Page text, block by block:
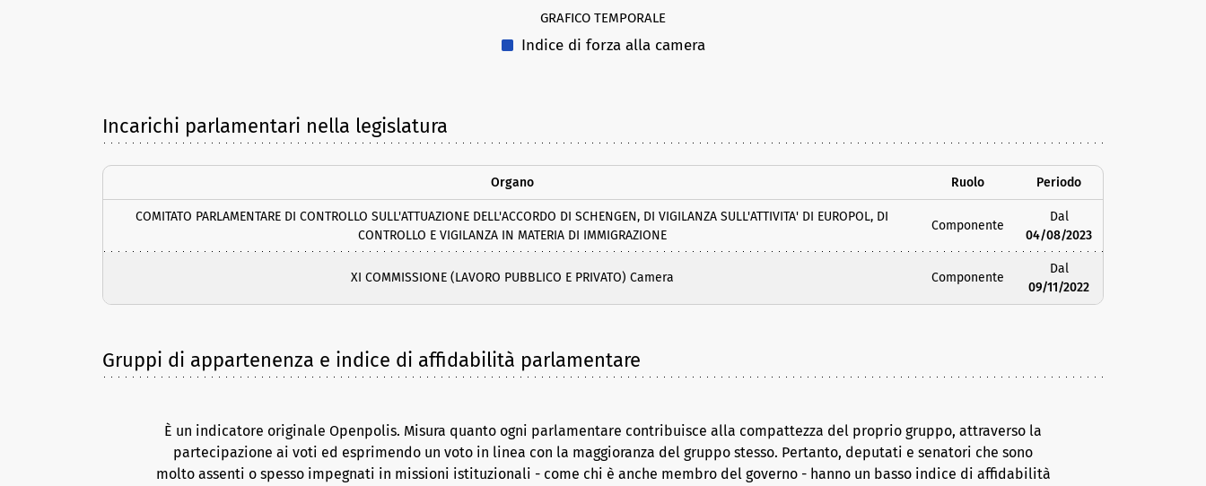
GRAFICO TEMPORALE
Indice di forza alla camera
Incarichi parlamentari nella legislatura
Organo Ruolo Periodo
COMITATO PARLAMENTARE DI CONTROLLO SULL'ATTUAZIONE DELL'ACCORDO DI SCHENGEN, DI VIGILANZA SULL'ATTIVITA' DI EUROPOL, DI
CONTROLLO E VIGILANZA IN MATERIA DI IMMIGRAZIONE
Componente
Dal
04/08/2023
XI COMMISSIONE (LAVORO PUBBLICO E PRIVATO) Camera Componente
Dal
09/11/2022
Gruppi di appartenenza e indice di affidabilità parlamentare
È un indicatore originale Openpolis. Misura quanto ogni parlamentare contribuisce alla compattezza del proprio gruppo, attraverso la
partecipazione ai voti ed esprimendo un voto in linea con la maggioranza del gruppo stesso. Pertanto, deputati e senatori che sono
molto assenti o spesso impegnati in missioni istituzionali - come chi è anche membro del governo - hanno un basso indice di affidabilità